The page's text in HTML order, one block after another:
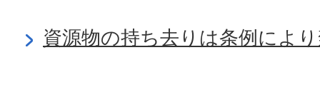
資源物の持ち去りは条例によ